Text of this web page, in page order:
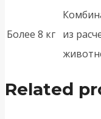
Более 8 кг из
Related